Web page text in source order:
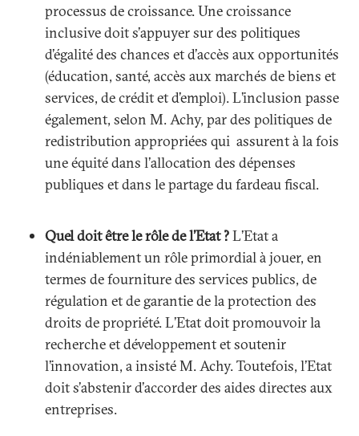
processus de croissance. Une croissance
inclusive doit s’appuyer sur des politiques
d’égalité des chances et d’accès aux opportunités
(éducation, santé, accès aux marchés de biens et
services, de crédit et d’emploi). L’inclusion passe
également, selon M. Achy, par des politiques de
redistribution appropriées qui assurent à la fois
une équité dans l’allocation des dépenses
publiques et dans le partage du fardeau fiscal.
Quel doit être le rôle de l’Etat ?L’Etat a
indéniablement un rôle primordial à jouer, en
termes de fourniture des services publics, de
régulation et de garantie de la protection des
droits de propriété. L’Etat doit promouvoir la
recherche et développement et soutenir
l’innovation, a insisté M. Achy. Toutefois, l’Etat
doit s’abstenir d’accorder des aides directes aux
entreprises.